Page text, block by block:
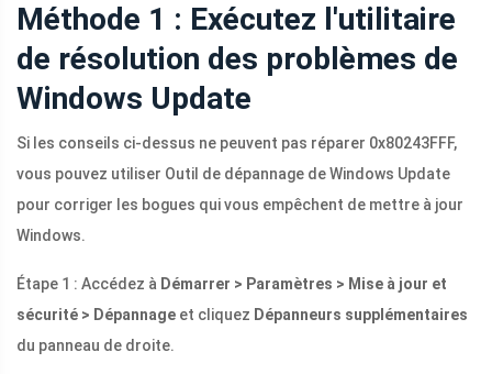
Méthode 1 : Exécutez l'utilitaire
de résolution des problèmes de
Windows Update
Si les conseils ci-dessus ne peuvent pas réparer 0x80243FFF,
vous pouvez utiliser Outil de dépannage de Windows Update
pour corriger les bogues qui vous empêchent de mettre à jour
Windows.
Étape 1 : Accédez à Démarrer > Paramètres > Mise à jour et
sécurité > Dépannage et cliquez Dépanneurs supplémentaires
du panneau de droite.